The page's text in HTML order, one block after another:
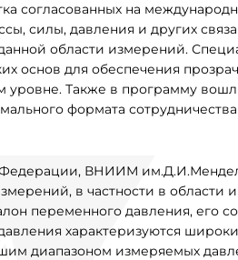
согласованных на
силы, давления и других
области измерений.
основ для обеспечения
уровне. Также в программу
формата
ВНИИМ
в частности в
переменного давления, его
характеризуются
диапазоном измеряемых